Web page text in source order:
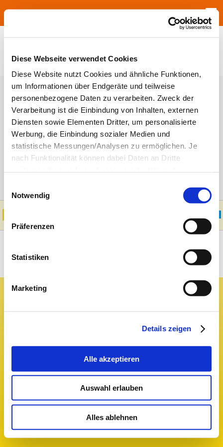
Diese Webseite verwendet Cookies
Diese Website nutzt Cookies und ähnliche Funktionen,
um Informationen über Endgeräte und teilweise
personenbezogene Daten zu verarbeiten. Zweck der
Verarbeitung ist die Einbindung von Inhalten, externen
Diensten sowie Elementen Dritter, um personalisierte
Werbung, die Einbindung sozialer Medien und
statistische Messungen/Analysen zu ermöglichen. Je
nach Funktionalität können dabei Daten an Dritte
Nutzung der Website nicht erforderlich. Das
Einverständnis in die Verwendung der Cookies können
Cookies auf dieser Website finden Sie in
im Impressum.
Notwendig
Präferenzen
Statistiken
Marketing
Details zeigen
Alle akzeptieren
Auswahl erlauben
Alles ablehnen
Haupt-Reiter
Anmelden(aktiver Reiter)
Neues Passwort anfordern
Benutzername
Geben Sie Ihren Höhne-Grass Umzugsunternehmen Mainz-
Benutzernamen ein.
Passwort*